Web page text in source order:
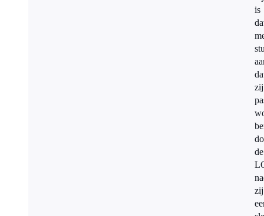
is
zij
de
zij